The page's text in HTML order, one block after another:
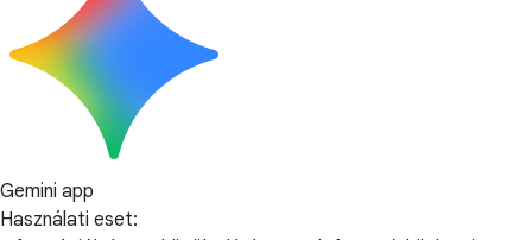
Gemini app
Használati eset: